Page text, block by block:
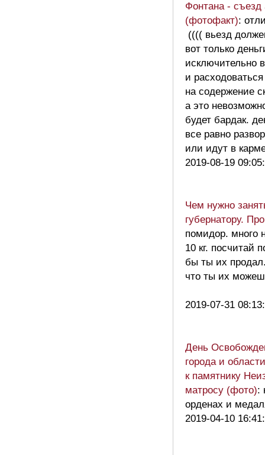
Фонтана - съезд
(фотофакт):
(((( вьезд
вот только
исключительно в
и
на содержение
а это
будет бардак.
все равно
или идут в
2019-08-19
Чем нужно
губернатору.
помидор. много
10 кг. посчитай
бы ты их
что ты их
2019-07-31
День
города и
к памятнику
матросу (фото):
орденах и
2019-04-10